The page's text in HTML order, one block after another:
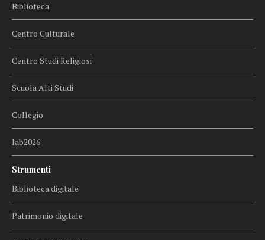
Biblioteca
Centro Culturale
Centro Studi Religiosi
Scuola Alti Studi
Collegio
lab2026
Strumenti
Biblioteca digitale
Patrimonio digitale